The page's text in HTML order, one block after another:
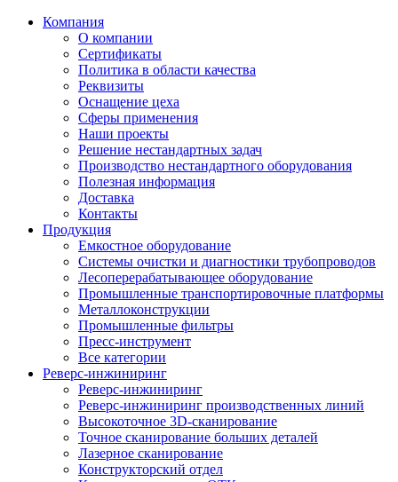
Компания
О компании
Сертификаты
Политика в области качества
Реквизиты
Оснащение цеха
Сферы применения
Наши проекты
Решение нестандартных задач
Производство нестандартного оборудования
Полезная информация
Доставка
Контакты
Продукция
Емкостное оборудование
Системы очистки и диагностики трубопроводов
Лесоперерабатывающее оборудование
Промышленные транспортировочные платформы
Металлоконструкции
Промышленные фильтры
Пресс-инструмент
Все категории
Реверс-инжиниринг
Реверс-инжиниринг
Реверс-инжиниринг производственных линий
Высокоточное 3D-сканирование
Точное сканирование больших деталей
Лазерное сканирование
Конструкторский отдел